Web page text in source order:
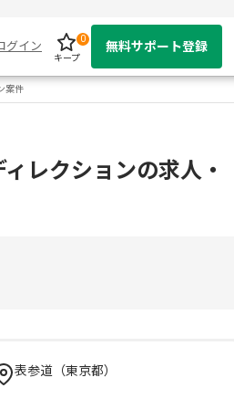
グイン
キープ
0
無料サポート登録
案件
レクションの求人・
表参道（東京都）